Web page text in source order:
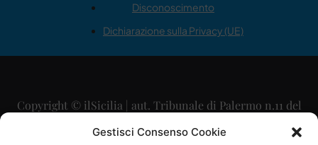
Gestisci Consenso Cookie
Disconoscimento
Dichiarazione sulla Privacy (UE)
Copyright © ilSicilia | aut. Tribunale di Palermo n.11 del
29/09/2015